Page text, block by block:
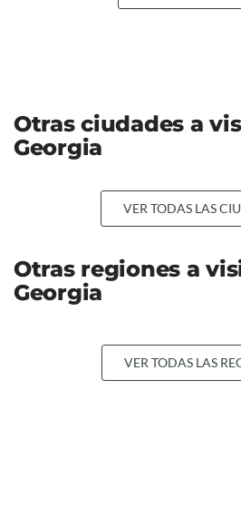
Otras ciudades a
Georgia
VER TODAS LAS
Otras regiones a
Georgia
VER TODAS LAS